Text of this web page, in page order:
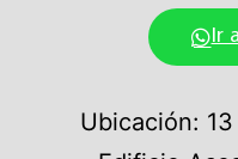
Ir
Ubicación: